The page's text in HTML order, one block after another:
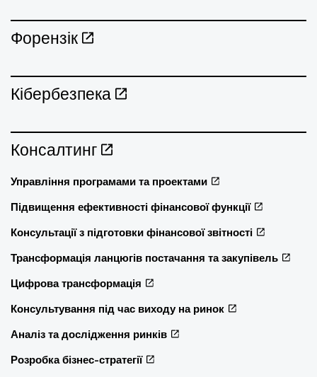
Форензік
Кібербезпека
Консалтинг
Управління програмами та проектами
Підвищення ефективності фінансової функції
Консультації з підготовки фінансової звітності
Трансформація ланцюгів постачання та закупівель
Цифрова трансформація
Консультування під час виходу на ринок
Аналіз та дослідження ринків
Розробка бізнес-стратегії